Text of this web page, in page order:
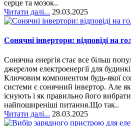
серце та мозок..
Читати далі... 29.03.2025
Сонячні інвертори: відповіді на
Сонячна енергія стає все більш
джерелом електроенергії для
Ключовим компонентом будь-якої
системи є сонячний інвертор. Але
існують і як правильно його
найпоширеніші питання.Що так..
Читати далі... 28.03.2025